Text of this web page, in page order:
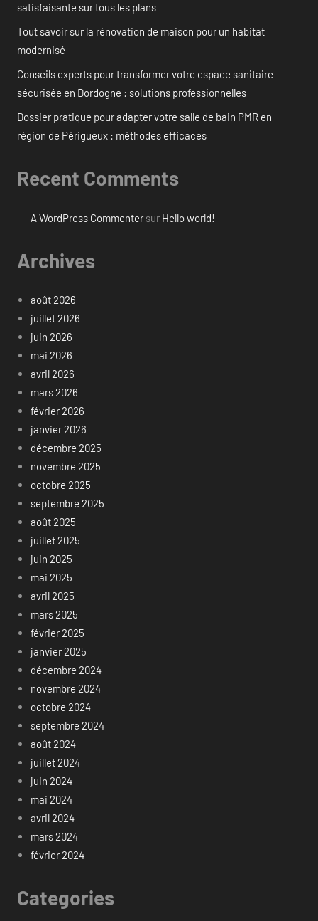
satisfaisante sur tous les plans
Tout savoir sur la rénovation de maison pour un habitat
modernisé
Conseils experts pour transformer votre espace sanitaire
sécurisée en Dordogne : solutions professionnelles
Dossier pratique pour adapter votre salle de bain PMR en
région de Périgueux : méthodes efficaces
Recent Comments
A WordPress Commentersur Hello world!
Archives
août 2026
juillet 2026
juin 2026
mai 2026
avril 2026
mars 2026
février 2026
janvier 2026
décembre 2025
novembre 2025
octobre 2025
septembre 2025
août 2025
juillet 2025
juin 2025
mai 2025
avril 2025
mars 2025
février 2025
janvier 2025
décembre 2024
novembre 2024
octobre 2024
septembre 2024
août 2024
juillet 2024
juin 2024
mai 2024
avril 2024
mars 2024
février 2024
Categories